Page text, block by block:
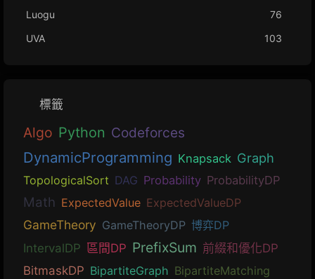
Luogu
76
UVA
103
標籤
Algo Python Codeforces
DynamicProgramming Knapsack Graph
TopologicalSort DAG Probability ProbabilityDP
Math ExpectedValue ExpectedValueDP
GameTheory GameTheoryDP 博弈DP
IntervalDP 區間DP PrefixSum 前綴和優化DP
BitmaskDP BipartiteGraph BipartiteMatching